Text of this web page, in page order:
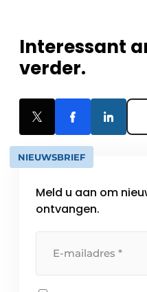
Interessant
verder.
NIEUWSBRIEF
Meld u aan om
ontvangen.